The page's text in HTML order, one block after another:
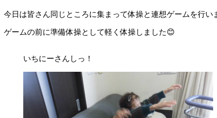
今日は皆さん同じところに集まって体操と連想ゲームを行い
ゲームの前に準備体操として軽く体操しました😊
いちにーさんしっ！